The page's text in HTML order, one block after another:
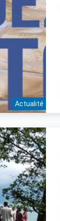
Actualité